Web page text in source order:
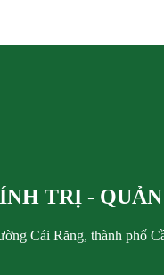
TRỊ -
Cái Răng, thành phố